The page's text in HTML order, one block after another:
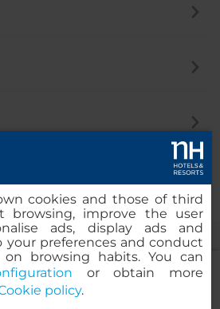
cookies and those of third
browsing, improve the user
ads, display ads and
preferences and conduct
on browsing habits. You can
or obtain more
policy.